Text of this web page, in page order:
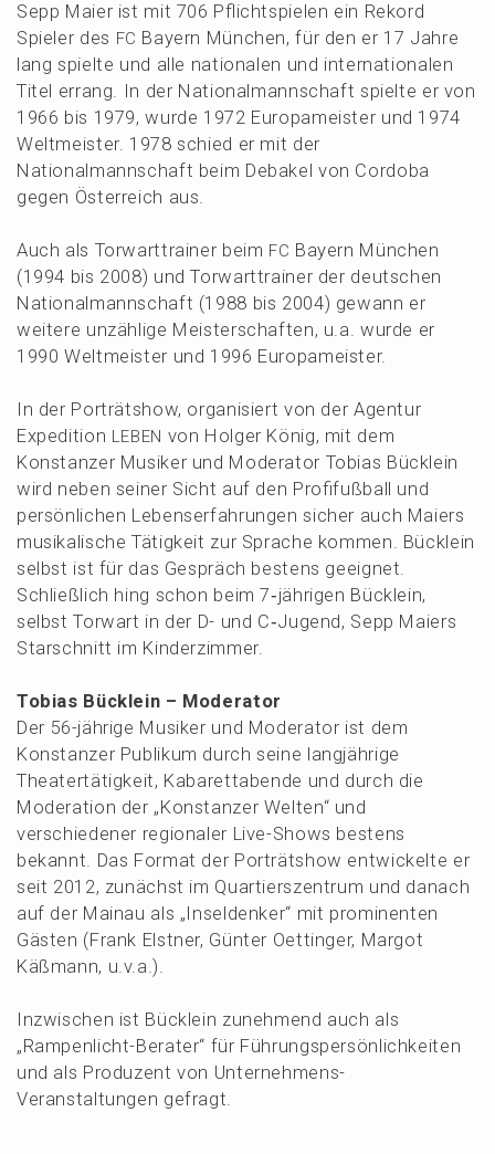
Sepp Maier ist mit 706 Pflicht­spie­len ein Rekord
Spieler des FC Bayern München, für den er 17 Jahre
lang spiel­te und alle natio­na­len und inter­na­tio­na­len
Titel errang. In der Natio­nal­mann­schaft spiel­te er von
1966 bis 1979, wurde 1972 Europa­meis­ter und 1974
Weltmeis­ter. 1978 schied er mit der
Natio­nal­mann­schaft beim Debakel von Cordo­ba
gegen Öster­reich aus.
Auch als Torwart­trai­ner beim FC Bayern München
(1994 bis 2008) und Torwart­trai­ner der deutschen
Natio­nal­mann­schaft (1988 bis 2004) gewann er
weite­re unzäh­li­ge Meister­schaf­ten, u.a. wurde er
1990 Weltmeis­ter und 1996 Europameister.
In der Porträt­show, organi­siert von der Agentur
Expedi­ti­on LEBEN von Holger König, mit dem
Konstan­zer Musiker und Modera­tor Tobias Bücklein
wird neben seiner Sicht auf den Profi­fuß­ball und
persön­li­chen Lebens­er­fah­run­gen sicher auch Maiers
musika­li­sche Tätig­keit zur Sprache kommen. Bücklein
selbst ist für das Gespräch bestens geeig­net.
Schließ­lich hing schon beim 7‑jährigen Bücklein,
selbst Torwart in der D- und C‑Jugend, Sepp Maiers
Starschnitt im Kinderzimmer.
Tobias Bücklein – Moderator
Der 56-jähri­ge Musiker und Modera­tor ist dem
Konstan­zer Publi­kum durch seine langjäh­ri­ge
Theater­tä­tig­keit, Kabarett­aben­de und durch die
Modera­ti­on der „Konstan­zer Welten“ und
verschie­de­ner regio­na­ler Live-Shows bestens
bekannt. Das Format der Porträt­show entwi­ckel­te er
seit 2012, zunächst im Quartiers­zen­trum und danach
auf der Mainau als „Insel­den­ker“ mit promi­nen­ten
Gästen (Frank Elstner, Günter Oettin­ger, Margot
Käßmann, u.v.a.).
Inzwi­schen ist Bücklein zuneh­mend auch als
„Rampen­licht-Berater“ für Führungs­per­sön­lich­kei­ten
und als Produ­zent von Unter­neh­mens-
Veran­stal­tun­gen gefragt.